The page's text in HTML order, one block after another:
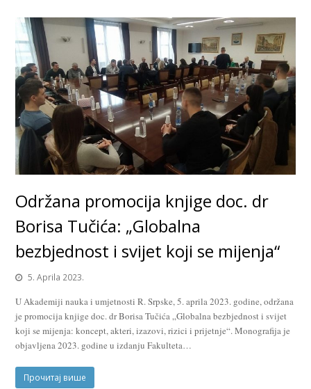
Održana promocija knjige doc. dr
Borisa Tučića: „Globalna
bezbjednost i svijet koji se mijenja“
5. Aprila 2023.
U Akademiji nauka i umjetnosti R. Srpske, 5. aprila 2023. godine, održana
je promocija knjige doc. dr Borisa Tučića „Globalna bezbjednost i svijet
koji se mijenja: koncept, akteri, izazovi, rizici i prijetnje“. Monografija je
objavljena 2023. godine u izdanju Fakulteta…
Прочитај више